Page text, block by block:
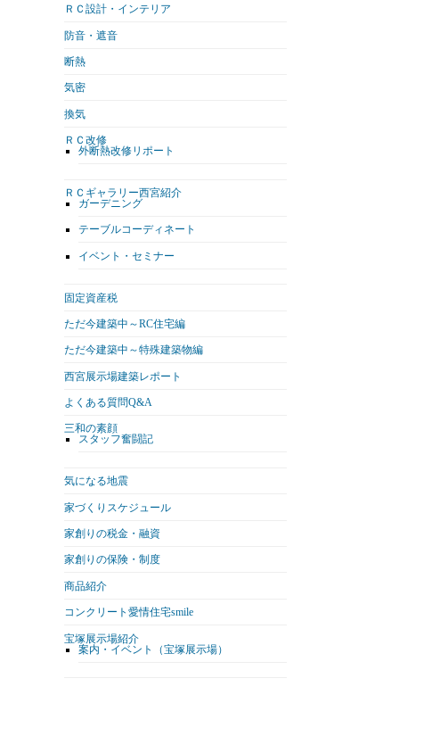
ＲＣ設計・インテリア
防音・遮音
断熱
気密
換気
ＲＣ改修
外断熱改修リポート
ＲＣギャラリー西宮紹介
ガーデニング
テーブルコーディネート
イベント・セミナー
固定資産税
ただ今建築中～RC住宅編
ただ今建築中～特殊建築物編
西宮展示場建築レポート
よくある質問Q&A
三和の素顔
スタッフ奮闘記
気になる地震
家づくりスケジュール
家創りの税金・融資
家創りの保険・制度
商品紹介
コンクリート愛情住宅smile
宝塚展示場紹介
案内・イベント（宝塚展示場）